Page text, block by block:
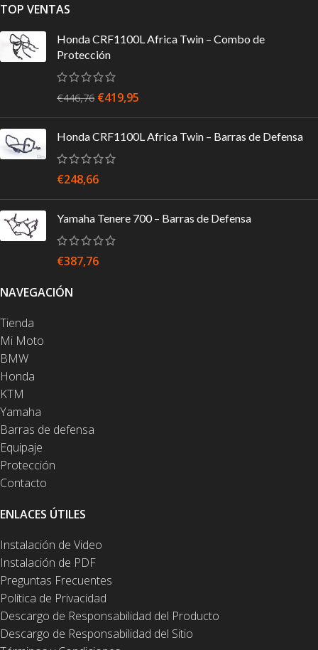
TOP VENTAS
Honda CRF1100L Africa Twin – Combo de
Protección
€446,76 €419,95
Honda CRF1100L Africa Twin – Barras de Defensa
€248,66
Yamaha Tenere 700 – Barras de Defensa
€387,76
NAVEGACIÓN
Tienda
Mi Moto
BMW
Honda
KTM
Yamaha
Barras de defensa
Equipaje
Protección
Contacto
ENLACES ÚTILES
Instalación de Video
Instalación de PDF
Preguntas Frecuentes
Política de Privacidad
Descargo de Responsabilidad del Producto
Descargo de Responsabilidad del Sitio